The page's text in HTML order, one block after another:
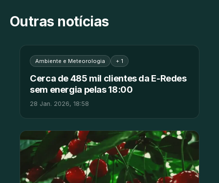
Outras notícias
Ambiente e Meteorologia + 1
Cerca de 485 mil clientes da E-Redes
sem energia pelas 18:00
28 Jan. 2026, 18:58